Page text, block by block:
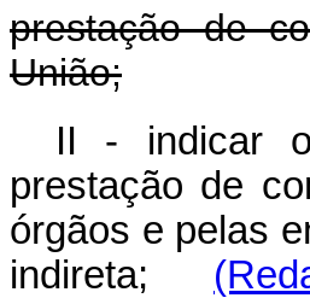
prestação de
União;
II - indicar
prestação de
órgãos e pelas
indireta;